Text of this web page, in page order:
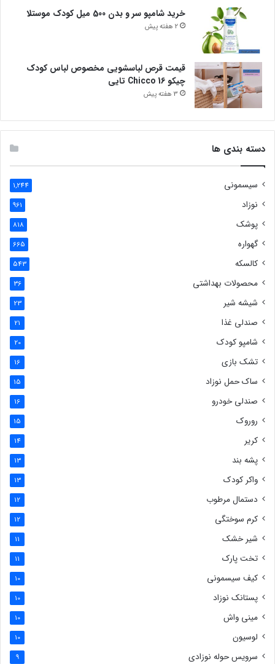
خرید شامپو سر و بدن 500 میل کودک موستلا
2 هفته پیش
قیمت قرص لباسشویی مخصوص لباس کودک
چیکو Chicco 16 تایی
3 هفته پیش
دسته بندی ها
سیسمونی 1,244
نوزاد 961
پوشک 818
گهواره 665
کالسکه 543
محصولات بهداشتی 36
شیشه شیر 23
صندلی غذا 21
شامپو کودک 20
تشک بازی 16
ساک حمل نوزاد 15
صندلی خودرو 16
روروک 15
کریر 14
پشه بند 13
واکر کودک 13
دستمال مرطوب 12
کرم سوختگی 12
شیر خشک 11
تخت پارک 11
کیف سیسمونی 10
پستانک نوزاد 10
مینی واش 10
لوسیون 10
سرویس حوله نوزادی 9